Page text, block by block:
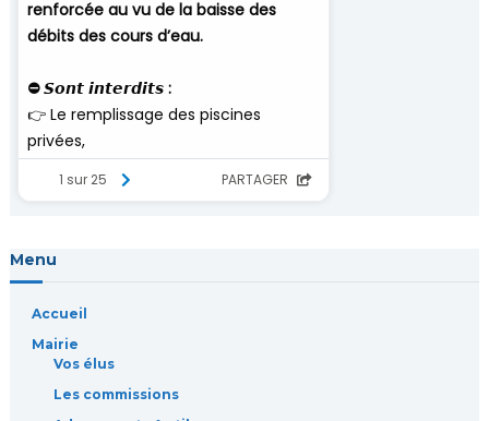
Menu
Accueil
Mairie
Vos élus
Les commissions